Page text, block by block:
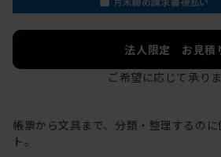
法人限定 お見積
ご希望に応じて承りま
帳票から文具まで、分類・整理するの
ト。